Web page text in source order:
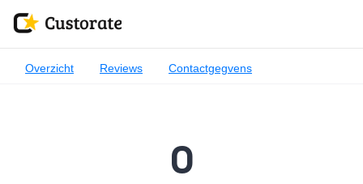
Overzicht Reviews Contactgegvens
0